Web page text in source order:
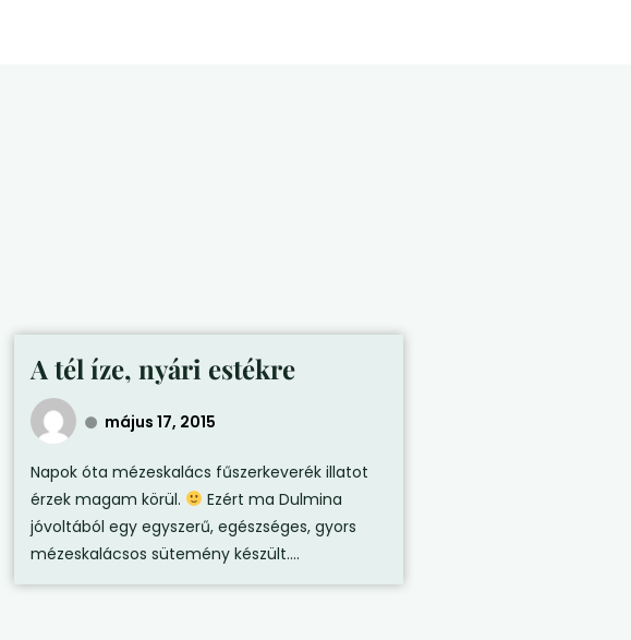
A tél íze, nyári estékre
május 17, 2015
Napok óta mézeskalács fűszerkeverék illatot
érzek magam körül.
Ezért ma Dulmina
jóvoltából egy egyszerű, egészséges, gyors
mézeskalácsos sütemény készült....